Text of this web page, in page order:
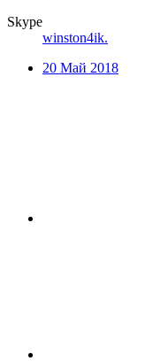
Skype
winston4ik.
20 Май 2018